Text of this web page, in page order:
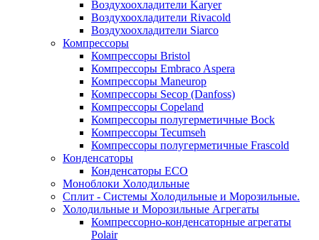
Воздухоохладители Karyer
Воздухоохладители Rivacold
Воздухоохладители Siarco
Компрессоры
Компрессоры Bristol
Компрессоры Embraco Aspera
Компрессоры Maneurop
Компрессоры Secop (Danfoss)
Компрессоры Copeland
Компрессоры полугерметичные Bock
Компрессоры Tecumseh
Компрессоры полугерметичные Frascold
Конденсаторы
Конденсаторы ECO
Моноблоки Холодильные
Сплит - Системы Холодильные и Морозильные.
Холодильные и Морозильные Агрегаты
Компрессорно-конденсаторные агрегаты
Polair